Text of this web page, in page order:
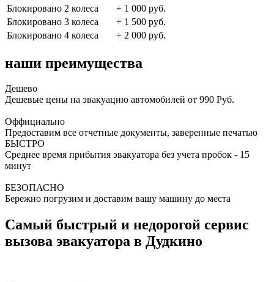
Блокировано 2 колеса
+ 1 000 руб.
Блокировано 3 колеса
+ 1 500 руб.
Блокировано 4 колеса
+ 2 000 руб.
наши преимущества
Дешево
Дешевые цены на эвакуацию автомобилей от 990 Руб.
Оффициально
Предоставим все отчетные документы, заверенные печатью
БЫСТРО
Среднее время прибытия эвакуатора без учета пробок - 15
минут
БЕЗОПАСНО
Бережно погрузим и доставим вашу машину до места
Самый быстрый и недорогой сервис
вызова эвакуатора в Дудкино